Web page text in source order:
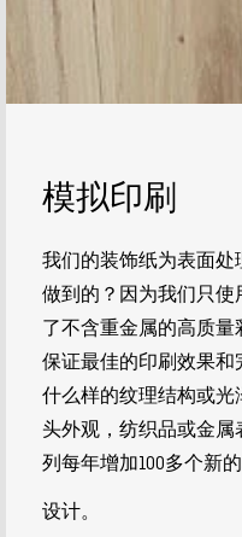
模拟印刷
我们的装饰纸为表面处
做到的？因为我们只使
了不含重金属的高质
保证最佳的印刷效果和
什么样的纹理结构或
头外观，纺织品或金属
列每年增加100多个新
设计。